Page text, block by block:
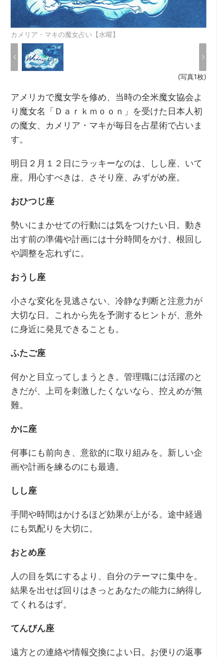
カメリア・マキの魔女占い【水曜】
(写真1枚)
アメリカで魔女学を修め、当時の全米魔女協会よ
り魔女名「Ｄａｒｋｍｏｏｎ」を受けた日本人初
の魔女、カメリア・マキが毎日を占星術で占いま
す。
明日２月１２日にラッキーなのは、しし座、いて
座。用心すべきは、さそり座、みずがめ座。
おひつじ座
勢いにまかせての行動には気をつけたい日。動き
出す前の準備や計画には十分時間をかけ、根回し
や調整を忘れずに。
おうし座
小さな変化を見逃さない、冷静な判断と注意力が
大切な日。これから先を予測するヒントが、意外
に身近に発見できることも。
ふたご座
何かと目立ってしまうとき。管理職には活躍のと
きだが、上司を刺激したくないなら、控えめが無
難。
かに座
何事にも前向き、意欲的に取り組みを。新しい企
画や計画を練るのにも最適。
しし座
手間や時間はかけるほど効果が上がる。途中経過
にも気配りを大切に。
おとめ座
人の目を気にするより、自分のテーマに集中を。
結果を出せば回りはきっとあなたの能力に納得し
てくれるはず。
てんびん座
遠方との連絡や情報交換によい日。お便りの返事